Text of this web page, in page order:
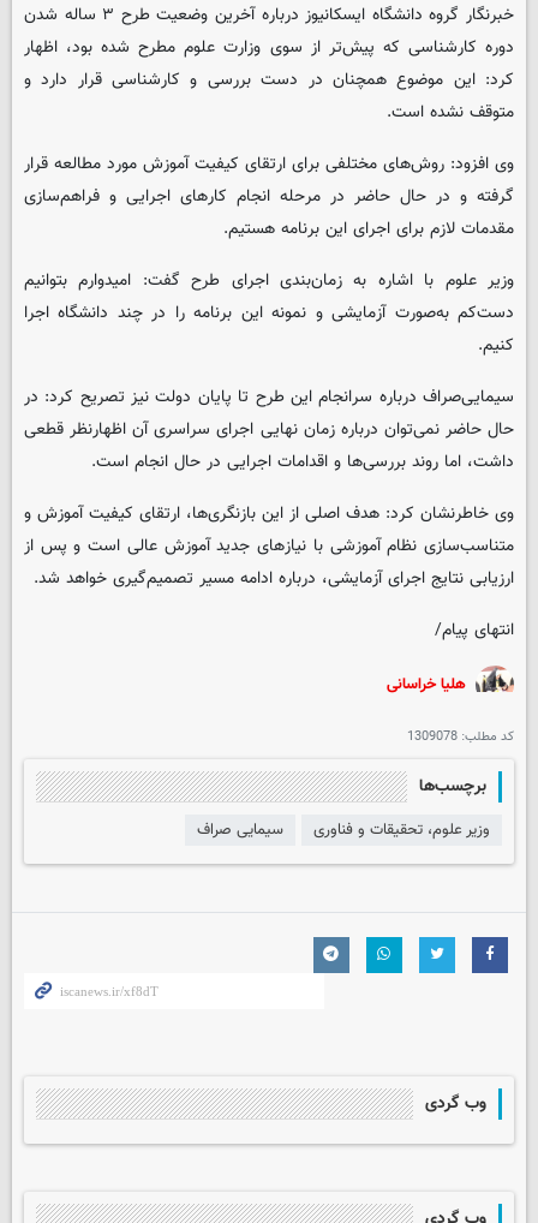
خبرنگار گروه دانشگاه ایسکانیوز درباره آخرین وضعیت طرح ۳ ساله شدن
دوره کارشناسی که پیش‌تر از سوی وزارت علوم مطرح شده بود، اظهار
کرد: این موضوع همچنان در دست بررسی و کارشناسی قرار دارد و
متوقف نشده است.
وی افزود: روش‌های مختلفی برای ارتقای کیفیت آموزش مورد مطالعه قرار
گرفته و در حال حاضر در مرحله انجام کارهای اجرایی و فراهم‌سازی
مقدمات لازم برای اجرای این برنامه هستیم.
وزیر علوم با اشاره به زمان‌بندی اجرای طرح گفت: امیدوارم بتوانیم
دست‌کم به‌صورت آزمایشی و نمونه این برنامه را در چند دانشگاه اجرا
کنیم.
سیمایی‌صراف درباره سرانجام این طرح تا پایان دولت نیز تصریح کرد: در
حال حاضر نمی‌توان درباره زمان نهایی اجرای سراسری آن اظهارنظر قطعی
داشت، اما روند بررسی‌ها و اقدامات اجرایی در حال انجام است.
وی خاطرنشان کرد: هدف اصلی از این بازنگری‌ها، ارتقای کیفیت آموزش و
متناسب‌سازی نظام آموزشی با نیازهای جدید آموزش عالی است و پس از
ارزیابی نتایج اجرای آزمایشی، درباره ادامه مسیر تصمیم‌گیری خواهد شد.
انتهای پیام/
هلیا خراسانی
کد مطلب: 1309078
برچسب‌ها
وزیر علوم، تحقیقات و فناوری سیمایی صراف
وب گردی